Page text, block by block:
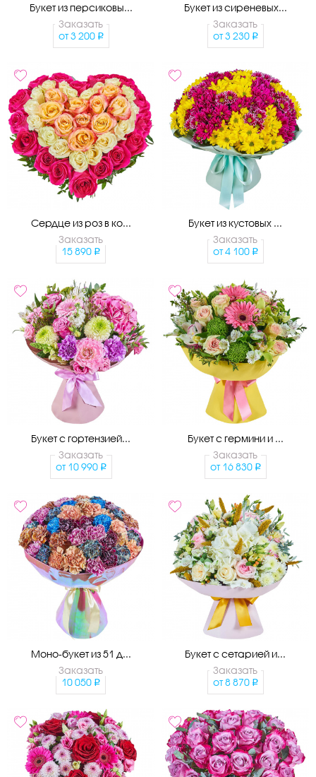
Букет из персиковы...
Заказать
от 3 200
Букет из сиреневых...
Заказать
от 3 230
Сердце из роз в ко...
Заказать
15 890
Букет из кустовых ...
Заказать
от 4 100
Букет с гортензией...
Заказать
от 10 990
Букет с гермини и ...
Заказать
от 16 830
Моно-букет из 51 д...
Заказать
10 050
Букет с сетарией и...
Заказать
от 8 870